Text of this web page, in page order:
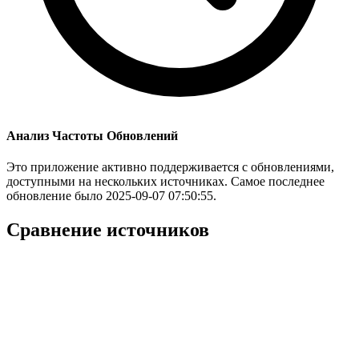
Анализ Частоты Обновлений
Это приложение активно поддерживается с обновлениями,
доступными на нескольких источниках. Самое последнее
обновление было 2025-09-07 07:50:55.
Сравнение источников